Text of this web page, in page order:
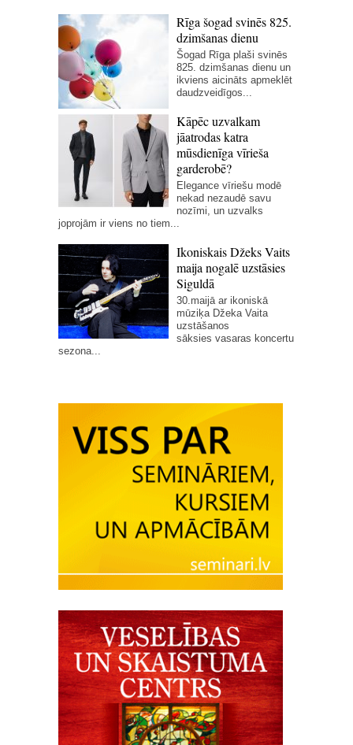
Rīga šogad svinēs 825.
dzimšanas dienu
Šogad Rīga plaši svinēs
825. dzimšanas dienu un
ikviens aicināts apmeklēt
daudzveidīgos...
Kāpēc uzvalkam
jāatrodas katra
mūsdienīga vīrieša
garderobē?
Elegance vīriešu modē
nekad nezaudē savu
nozīmi, un uzvalks
joprojām ir viens no tiem...
Ikoniskais Džeks Vaits
maija nogalē uzstāsies
Siguldā
30.maijā ar ikoniskā
mūziķa Džeka Vaita
uzstāšanos
sāksies vasaras koncertu
sezona...